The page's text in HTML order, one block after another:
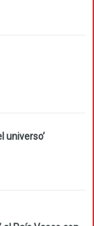
universo’